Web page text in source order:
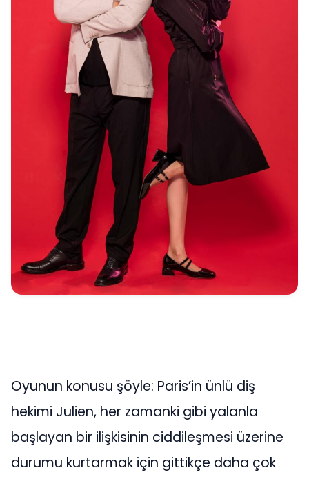
Oyunun konusu şöyle: Paris’in ünlü diş
hekimi Julien, her zamanki gibi yalanla
başlayan bir ilişkisinin ciddileşmesi üzerine
durumu kurtarmak için gittikçe daha çok